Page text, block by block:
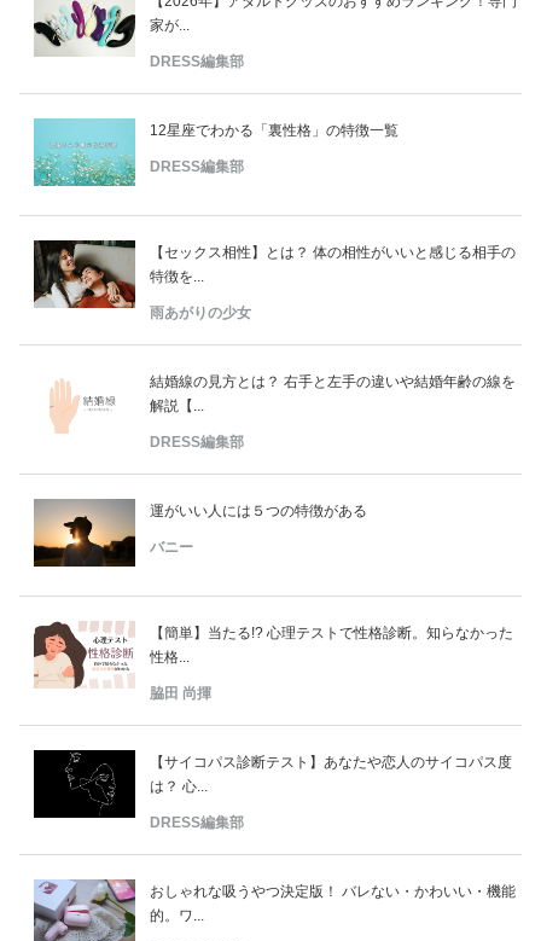
家が...
DRESS編集部
12星座でわかる「裏性格」の特徴一覧
DRESS編集部
【セックス相性】とは？ 体の相性がいいと感じる相手の
特徴を...
雨あがりの少女
結婚線の見方とは？ 右手と左手の違いや結婚年齢の線を
解説【...
DRESS編集部
運がいい人には５つの特徴がある
バニー
【簡単】当たる!? 心理テストで性格診断。知らなかった
性格...
脇田 尚揮
【サイコパス診断テスト】あなたや恋人のサイコパス度
は？ 心...
DRESS編集部
おしゃれな吸うやつ決定版！ バレない・かわいい・機能
的。ワ...